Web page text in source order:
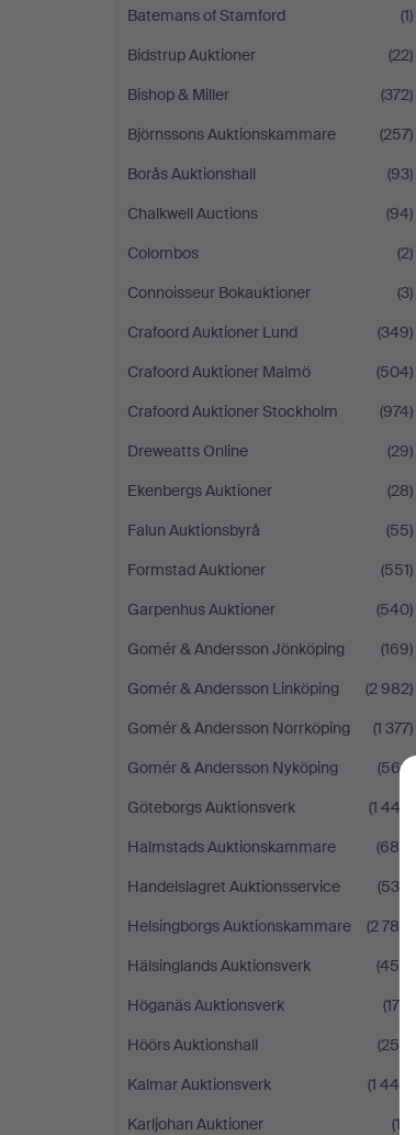
Batemans of Stamford
(1)
Bidstrup Auktioner
(22)
Bishop & Miller
(372)
Björnssons Auktionskammare
(257)
Borås Auktionshall
(93)
Chalkwell Auctions
(94)
Colombos
(2)
Connoisseur Bokauktioner
(3)
Crafoord Auktioner Lund
(349)
Crafoord Auktioner Malmö
(504)
Crafoord Auktioner Stockholm
(974)
Dreweatts Online
(29)
Ekenbergs Auktioner
(28)
Falun Auktionsbyrå
(55)
Formstad Auktioner
(551)
Garpenhus Auktioner
(540)
Gomér & Andersson Jönköping
(169)
Gomér & Andersson Linköping
(2 982)
Gomér & Andersson Norrköping
(1 377)
Gomér & Andersson Nyköping
(563)
Göteborgs Auktionsverk
(1 442)
Halmstads Auktionskammare
(680)
Handelslagret Auktionsservice
(539)
Helsingborgs Auktionskammare
(2 785)
Hälsinglands Auktionsverk
(454)
Höganäs Auktionsverk
(179)
Höörs Auktionshall
(254)
Kalmar Auktionsverk
(1 446)
Karljohan Auktioner
(12)